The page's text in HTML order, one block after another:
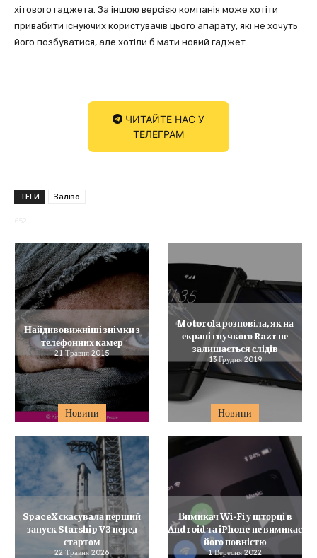
хітового гаджета. За іншою версією компанія може хотіти
привабити існуючих користувачів цього апарату, які не хочуть
його позбуватися, але хотіли б мати новий гаджет.
ЧИТАЙТЕ НАС У
ТЕЛЕГРАМ
ТЕГИ Залізо
Новини
Найдивовижніші знімки з
телефонних камер
21 Травня 2015
Новини
Motorola розповіла, як на
екрані гнучкого Razr не
залишається слідів
13 Грудня 2019
SpaceX скасувала перший
запуск Starship V3 перед
стартом
22 Травня 2026
Вимикач Wi-Fi у шторці в
Android та iPhone не вимикає
його повністю
1 Вересня 2022